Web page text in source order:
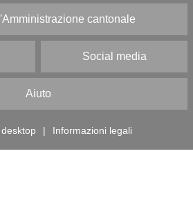
cantonale
Social media
Aiuto
| Informazioni legali